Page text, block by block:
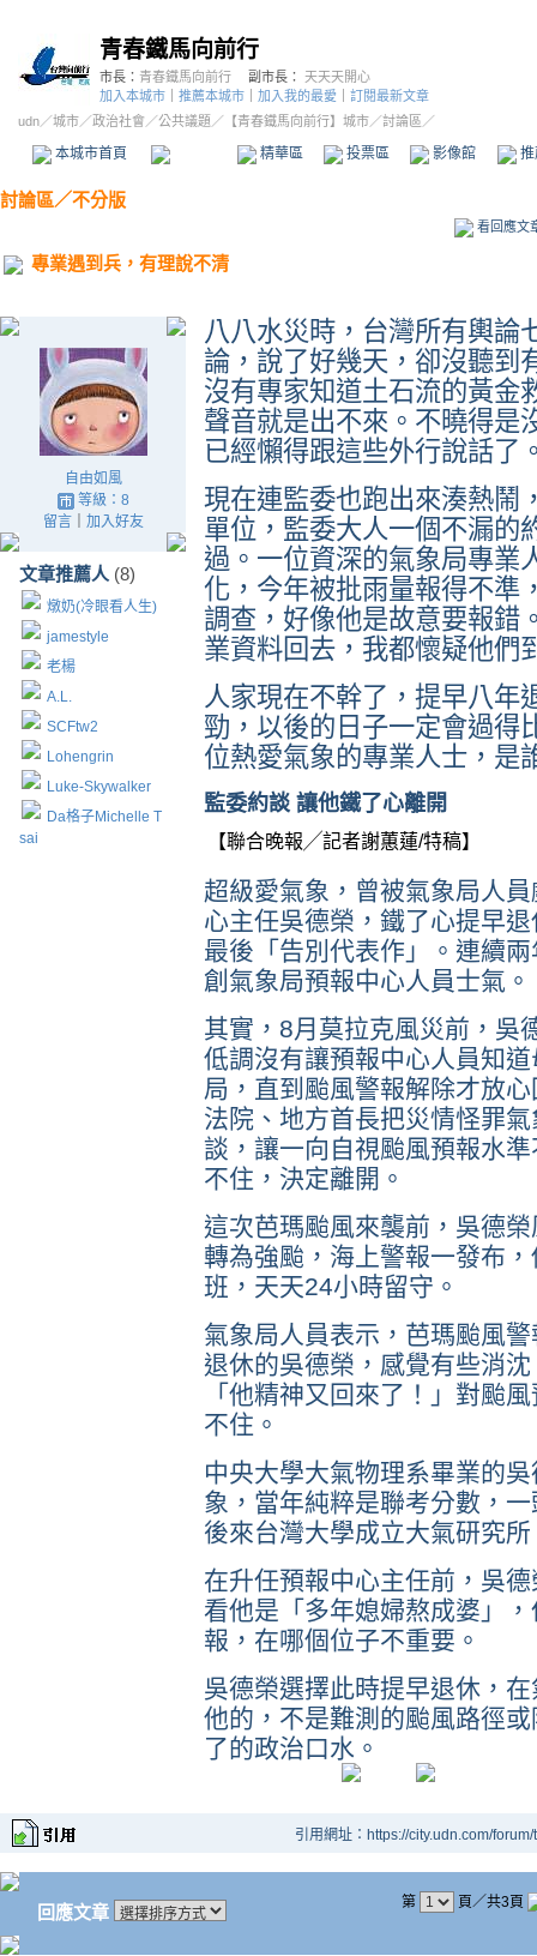
青春鐵馬向前行
市長： 青春鐵馬向前行 副市長： 天天天開心
加入本城市
推薦本城市 加入我的最愛
訂閱最新文章
udn／城市／政治社會 ／公共議題 ／ 【青春鐵馬向前行】城市／討論區／
本城市首頁 精華區 投票區 影像館
討論區／不分版
看回應文
專業遇到兵，有理說不清
自由如風
等級：8
留言｜ 加入好友
文章推薦人 (8)
燉奶(冷眼看人生)
jamestyle
老楊
A.L.
SCFtw2
Lohengrin
Luke-Skywalker
Da格子Michelle T
sai
八八水災時，台灣所有輿論
論，說了好幾天，卻沒聽到
沒有專家知道土石流的黃金
聲音就是出不來。不曉得是
已經懶得跟這些外行說話了
現在連監委也跑出來湊熱鬧
單位，監委大人一個不漏的
過。一位資深的氣象局專業
化，今年被批雨量報得不準
調查，好像他是故意要報錯
業資料回去，我都懷疑他們
人家現在不幹了，提早八年
勁，以後的日子一定會過得
位熱愛氣象的專業人士，是
監委約談 讓他鐵了心離開
【聯合晚報╱記者謝蕙蓮/特稿】
超級愛氣象，曾被氣象局人
心主任吳德榮，鐵了心提早
最後「告別代表作」。連續
創氣象局預報中心人員士氣。
其實，8月莫拉克風災前，吳
低調沒有讓預報中心人員知
局，直到颱風警報解除才放
法院、地方首長把災情怪罪
談，讓一向自視颱風預報水
不住，決定離開。
這次芭瑪颱風來襲前，吳德
轉為強颱，海上警報一發布
班，天天24小時留守。
氣象局人員表示，芭瑪颱風
退休的吳德榮，感覺有些消
「他精神又回來了！」對颱
不住。
中央大學大氣物理系畢業的
象，當年純粹是聯考分數，
後來台灣大學成立大氣研究
在升任預報中心主任前，吳
看他是「多年媳婦熬成婆」
報，在哪個位子不重要。
吳德榮選擇此時提早退休，
他的，不是難測的颱風路徑
了的政治口水。
引用網址：https://city.udn.com/
回應文章 第 頁／共3頁